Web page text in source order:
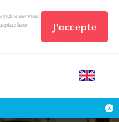
notre service.
leur
J'accepte